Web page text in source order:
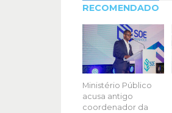
RECOMENDADO
Ministério Público
acusa antigo
coordenador da